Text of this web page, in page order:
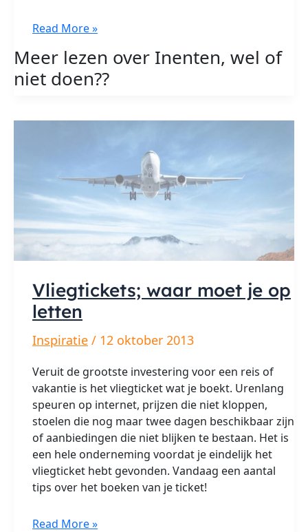
Inenten,
of
niet
Read More »
Meer lezen over Inenten, wel of
niet doen??
Vliegtickets; waar moet je op
letten
Inspiratie / 12 oktober 2013
Veruit de grootste investering voor een reis of
vakantie is het vliegticket wat je boekt. Urenlang
speuren op internet, prijzen die niet kloppen,
stoelen die nog maar twee dagen beschikbaar zijn
of aanbiedingen die niet blijken te bestaan. Het is
een hele onderneming voordat je eindelijk het
vliegticket hebt gevonden. Vandaag een aantal
tips over het boeken van je ticket!
Vliegtickets;
Read More »